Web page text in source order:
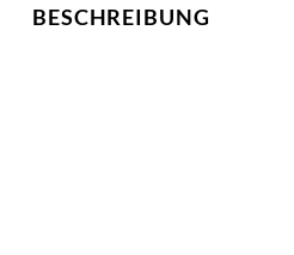
BESCHREIBUNG